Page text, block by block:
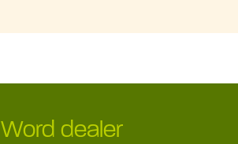
Word dealer